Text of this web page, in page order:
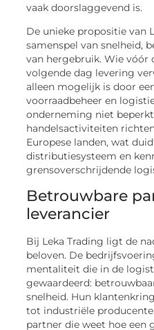
vaak doorslaggevend is.
De unieke propositie van
samenspel van snelheid,
van hergebruik. Wie vóór
volgende dag levering
alleen mogelijk is door
voorraadbeheer en
onderneming niet
handelsactiviteiten
Europese landen, wat
distributiesysteem en
grensoverschrijdende
Betrouwbare
leverancier
Bij Leka Trading ligt de
beloven. De
mentaliteit die in de
gewaardeerd:
snelheid. Hun
tot industriële
partner die weet hoe een